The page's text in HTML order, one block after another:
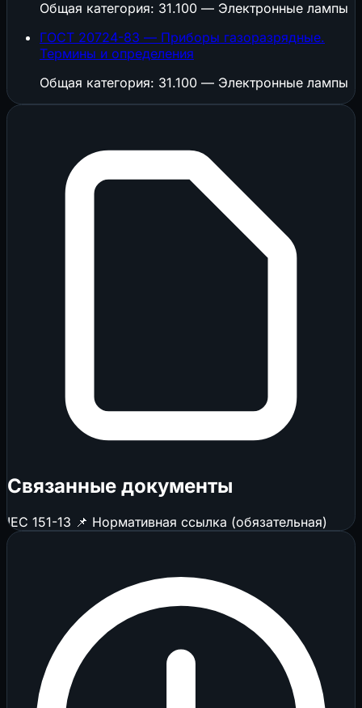
Общая категория: 31.100 — Электронные лампы
ГОСТ 20724-83 — Приборы газоразрядные.
Термины и определения
Общая категория: 31.100 — Электронные лампы
Связанные документы
IEC 151-13 📌 Нормативная ссылка (обязательная)